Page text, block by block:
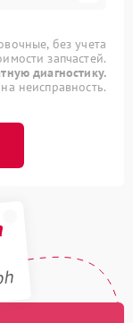
без учета
запчастей.
диагностику.
неисправность.